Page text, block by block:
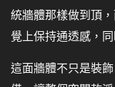
統牆體那樣做到頂
覺上保持通透感，
這面牆體不只是裝